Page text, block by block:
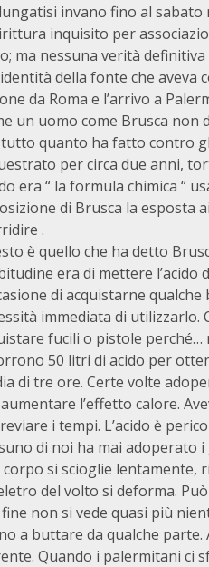
invano fino al sabato
inquisito per
ma nessuna verità
della fonte che aveva
da Roma e l’arrivo a
un uomo come Brusca
quanto ha fatto contro
per circa due anni,
era “ la formula chimica “
di Brusca la esposta
.
è quello che ha detto
era di mettere l’acido
di acquistarne
immediata di
fucili o pistole perché…
50 litri di acido per
di tre ore. Certe volte
l’effetto calore.
i tempi. L’acido è
di noi ha mai adoperato i
corpo si scioglie lentamente,
del volto si deforma.
non si vede quasi più
a buttare da qualche parte.
Quando i palermitani ci